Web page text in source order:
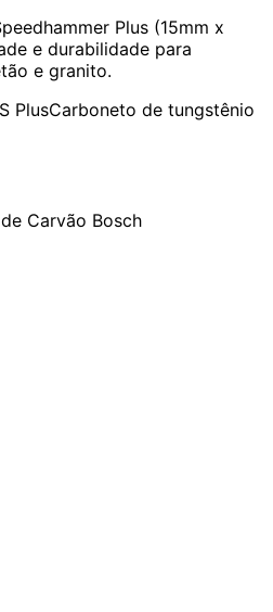
Plus (15mm x
e durabilidade para
e granito.
PlusCarboneto de tungstênio
Carvão Bosch